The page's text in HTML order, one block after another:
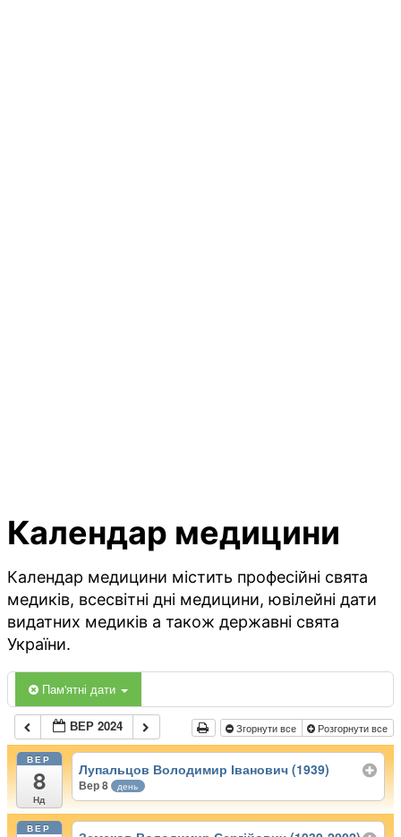
Календар медицини
Календар медицини містить професійні свята
медиків, всесвітні дні медицини, ювілейні дати
видатних медиків а також державні свята
України.
Пам'ятні дати
ВЕР 2024 Згорнути все Розгорнути все
ВЕР
8
Нд
Лупальцов Володимир Іванович (1939)
Вер 8 день
ВЕР